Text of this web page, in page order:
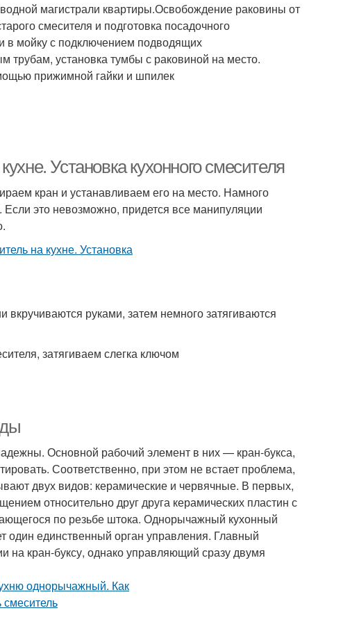
магистрали квартиры.Освобождение раковины от
смесителя и подготовка посадочного
в мойку с подключением подводящих
установка тумбы с раковиной на место.
прижимной гайки и шпилек
Установка кухонного смесителя
кран и устанавливаем его на место. Намного
это невозможно, придется все манипуляции
руками, затем немного затягиваются
затягиваем слегка ключом
Основной рабочий элемент в них — кран-букса,
Соответственно, при этом не встает проблема,
двух видов: керамические и червячные. В первых,
относительно друг друга керамических пластин с
по резьбе штока. Однорычажный кухонный
один единственный орган управления. Главный
на кран-буксу, однако управляющий сразу двумя